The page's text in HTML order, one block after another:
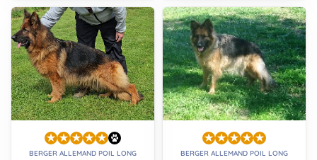
BERGER ALLEMAND POIL LONG BERGER ALLEMAND POIL LONG